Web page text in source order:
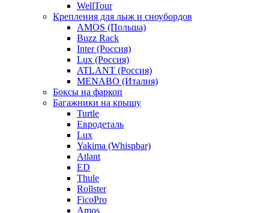
WellTour
Крепления для лыж и сноубордов
AMOS (Польша)
Buzz Rack
Inter (Россия)
Lux (Россия)
ATLANT (Россия)
MENABO (Италия)
Боксы на фаркоп
Багажники на крышу
Turtle
Евродеталь
Lux
Yakima (Whispbar)
Atlant
ED
Thule
Rollster
FicoPro
Amos